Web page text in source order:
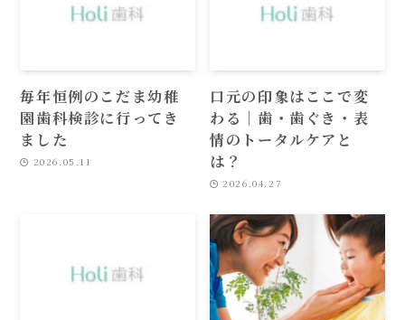
毎年恒例のこだま幼稚
園歯科検診に行ってき
ました
2026.05.11
口元の印象はここで変
わる｜歯・歯ぐき・表
情のトータルケアと
は？
2026.04.27